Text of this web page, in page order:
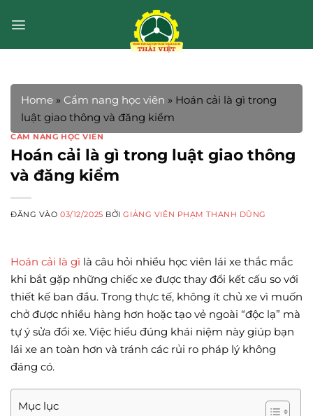
qua
Home » Cẩm nang học viên » Hoán cải là gì trong
luật giao thông và đăng kiểm
CẨM NANG HỌC VIÊN
Hoán cải là gì trong luật giao thông
và đăng kiểm
ĐĂNG VÀO03/12/2025 BỞIGIẢNG VIÊN PHẠM THANH DŨNG
Hoán cải là gì là câu hỏi nhiều học viên lái xe thắc mắc
khi bắt gặp những chiếc xe được thay đổi kết cấu so với
thiết kế ban đầu. Trong thực tế, không ít chủ xe vì muốn
chở được nhiều hàng hơn hoặc tạo vẻ ngoài “độc lạ” mà
tự ý sửa đổi xe. Việc hiểu đúng khái niệm này giúp bạn
lái xe an toàn hơn và tránh các rủi ro pháp lý không
đáng có.
Mục lục